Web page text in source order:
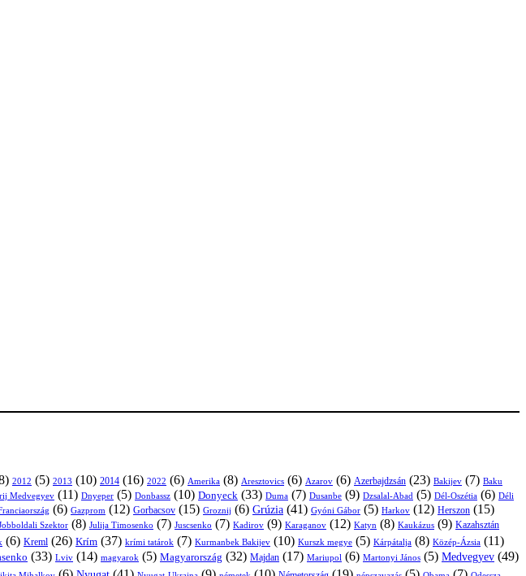
2012 (5) 2013 (10) 2014 (16) 2022 (6) Amerika (8) Aresztovics (6) Azarov (6) Azerbajdzsán (23) Bakijev (7) Baku
Medvegyev (11) Dnyeper (5) Donbassz (10) Donyeck (33) Duma (7) Dusanbe (9) Dzsalal-Abad (5) Dél-Oszétia (6) Déli
(6) Gazprom (12) Gorbacsov (15) Groznij (6) Grúzia (41) Gyóni Gábor (5) Harkov (12) Herszon (15)
Szektor (8) Julija Timosenko (7) Juscsenko (7) Kadirov (9) Karaganov (12) Katyn (8) Kaukázus (9) Kazahsztán
(6) Kreml (26) Krím (37) krími tatárok (7) Kurmanbek Bakijev (10) Kurszk megye (5) Kárpátalja (8) Közép-Ázsia (11)
(33) Lviv (14) magyarok (5) Magyarország (32) Majdan (17) Mariupol (6) Martonyi János (5) Medvegyev (49)